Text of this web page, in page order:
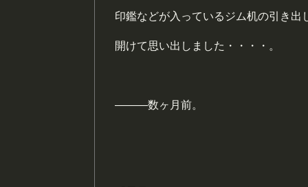
印鑑などが入っているジム机の引き出
開けて思い出しました・・・・。
―――数ヶ月前。